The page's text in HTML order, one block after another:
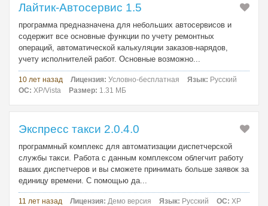
Лайтик-Автосервис 1.5
программа предназначена для небольших автосервисов и
содержит все основные функции по учету ремонтных
операций, автоматической калькуляции заказов-нарядов,
учету исполнителей работ. Основные возможно...
10 лет назад Лицензия: Условно-бесплатная Язык: Русский
ОС: XP/Vista Размер: 1.31 МБ
Экспресс такси 2.0.4.0
программный комплекс для автоматизации диспетчерской
службы такси. Работа с данным комплексом облегчит работу
ваших диспетчеров и вы сможете принимать больше заявок за
единицу времени. С помощью да...
11 лет назад Лицензия: Демо версия Язык: Русский ОС: XP